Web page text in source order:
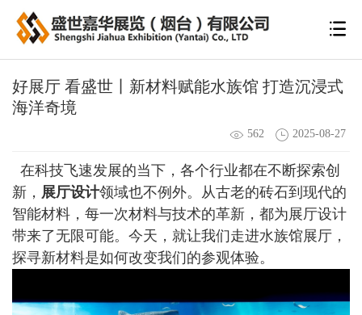
好展厅 看盛世丨新材料赋能水族馆 打造沉浸式
海洋奇境
562 2025-08-27
在科技飞速发展的当下，各个行业都在不断探索创
新， 展厅设计领域也不例外。从古老的砖石到现代的
智能材料，每一次材料与技术的革新，都为展厅设计
带来了无限可能。今天，就让我们走进水族馆展厅，
探寻新材料是如何改变我们的参观体验。